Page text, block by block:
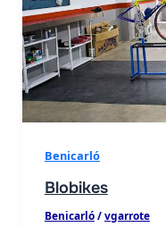
Benicarló
Blobikes
Benicarló/vgarrote